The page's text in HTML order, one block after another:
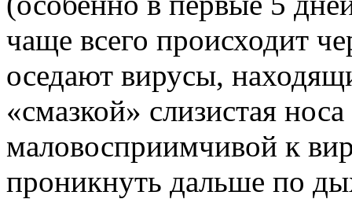
чаще всего происходит
оседают вирусы,
«смазкой» слизистая
маловосприимчивой к
проникнуть дальше по